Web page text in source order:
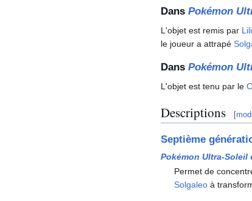
Dans Pokémon
L'objet est remis par
le joueur a attrapé
Dans Pokémon
L'objet est tenu par le
Descriptions [
Septième
Pokémon Ultra-Soleil
Permet de
Solgaleo à